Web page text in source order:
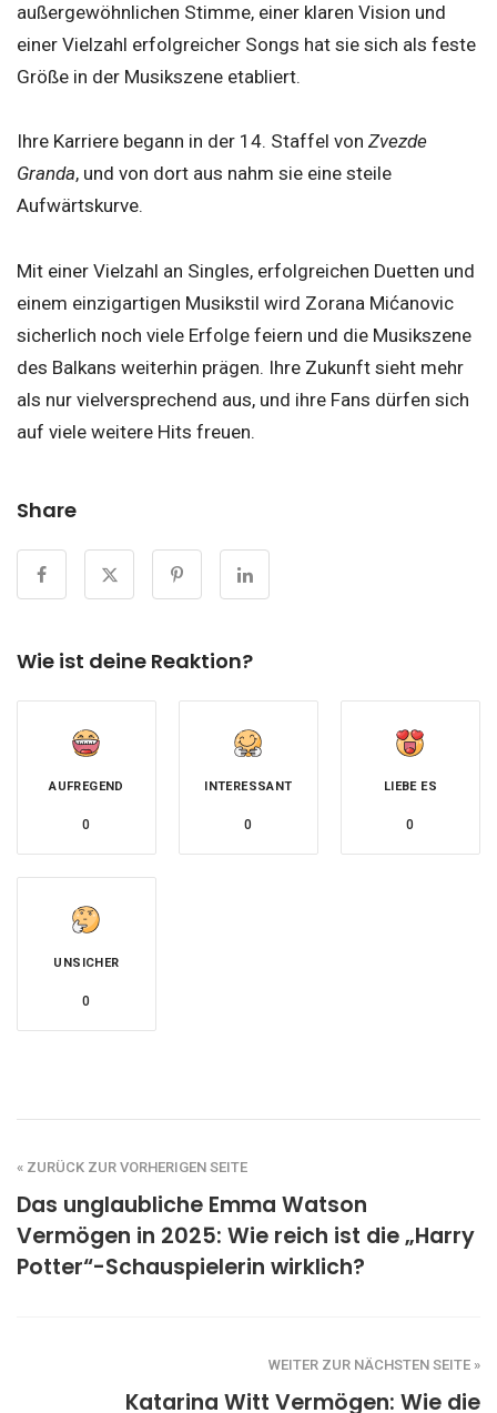
außergewöhnlichen Stimme, einer klaren Vision und
einer Vielzahl erfolgreicher Songs hat sie sich als feste
Größe in der Musikszene etabliert.
Ihre Karriere begann in der 14. Staffel von Zvezde
Granda, und von dort aus nahm sie eine steile
Aufwärtskurve.
Mit einer Vielzahl an Singles, erfolgreichen Duetten und
einem einzigartigen Musikstil wird Zorana Mićanovic
sicherlich noch viele Erfolge feiern und die Musikszene
des Balkans weiterhin prägen. Ihre Zukunft sieht mehr
als nur vielversprechend aus, und ihre Fans dürfen sich
auf viele weitere Hits freuen.
Share
Wie ist deine Reaktion?
AUFREGEND
0
INTERESSANT
0
LIEBE ES
0
UNSICHER
0
« ZURÜCK ZUR VORHERIGEN SEITE
Das unglaubliche Emma Watson
Vermögen in 2025: Wie reich ist die „Harry
Potter“-Schauspielerin wirklich?
WEITER ZUR NÄCHSTEN SEITE »
Katarina Witt Vermögen: Wie die